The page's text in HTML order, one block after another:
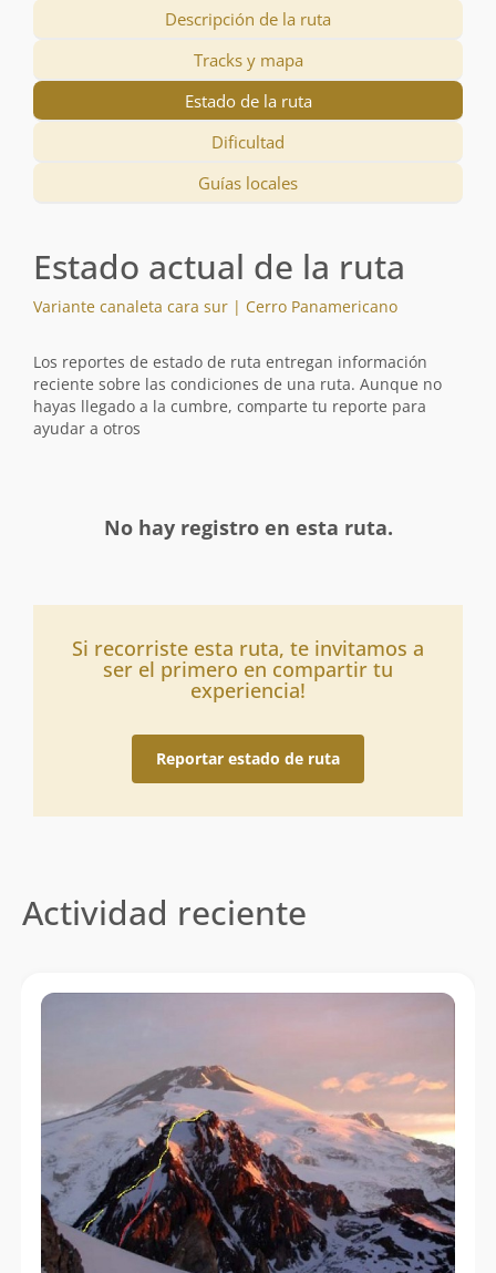
Descripción de la ruta
Tracks y mapa
Estado de la ruta
Dificultad
Guías locales
Estado actual de la ruta
Variante canaleta cara sur | Cerro Panamericano
Los reportes de estado de ruta entregan información
reciente sobre las condiciones de una ruta. Aunque no
hayas llegado a la cumbre, comparte tu reporte para
ayudar a otros
No hay registro en esta ruta.
Si recorriste esta ruta, te invitamos a
ser el primero en compartir tu
experiencia!
Reportar estado de ruta
Actividad reciente